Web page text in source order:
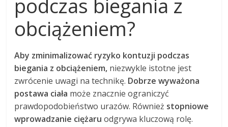
podczas biegania z
obciążeniem?
Aby zminimalizować ryzyko kontuzji podczas
biegania z obciążeniem, niezwykle istotne jest
zwrócenie uwagi na technikę. Dobrze wyważona
postawa ciała może znacznie ograniczyć
prawdopodobieństwo urazów. Również stopniowe
wprowadzanie ciężaru odgrywa kluczową rolę.